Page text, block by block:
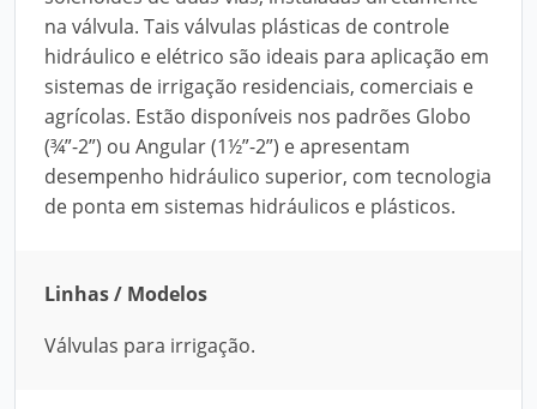
na válvula. Tais válvulas plásticas de controle
hidráulico e elétrico são ideais para aplicação em
sistemas de irrigação residenciais, comerciais e
agrícolas. Estão disponíveis nos padrões Globo
(¾”-2”) ou Angular (1½”-2”) e apresentam
desempenho hidráulico superior, com tecnologia
de ponta em sistemas hidráulicos e plásticos.
Linhas / Modelos
Válvulas para irrigação.